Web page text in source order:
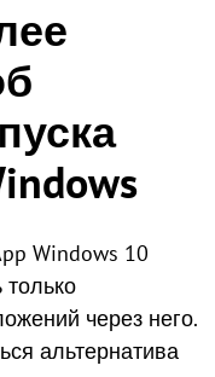
Windows 10
через него.
альтернатива